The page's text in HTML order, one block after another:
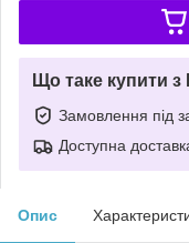
Що таке купити
Замовлення під
Доступна
Опис